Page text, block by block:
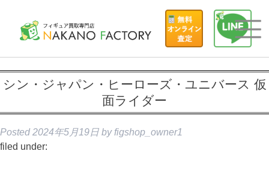
シン・ジャパン・ヒーローズ・ユニバース 仮
面ライダー
Posted 2024年5月19日 by figshop_owner1
filed under: